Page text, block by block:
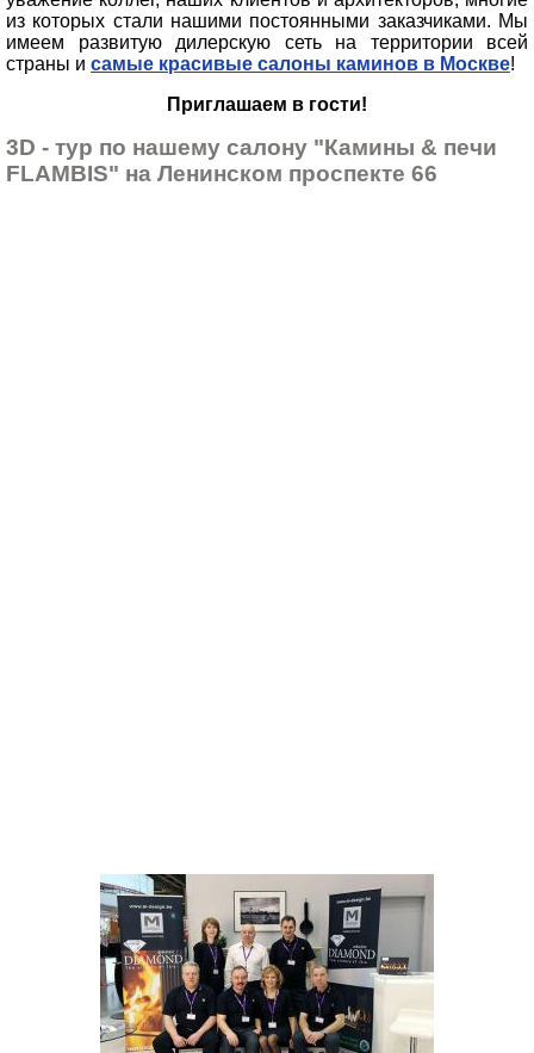
из которых стали нашими постоянными заказчиками. Мы
имеем развитую дилерскую сеть на территории всей
страны и самые красивые салоны каминов в Москве!
Приглашаем в гости!
3D - тур по нашему салону "Камины & печи
FLAMBIS" на Ленинском проспекте 66